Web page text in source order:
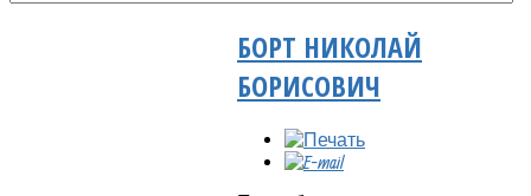
БОРТ НИКОЛАЙ
БОРИСОВИЧ